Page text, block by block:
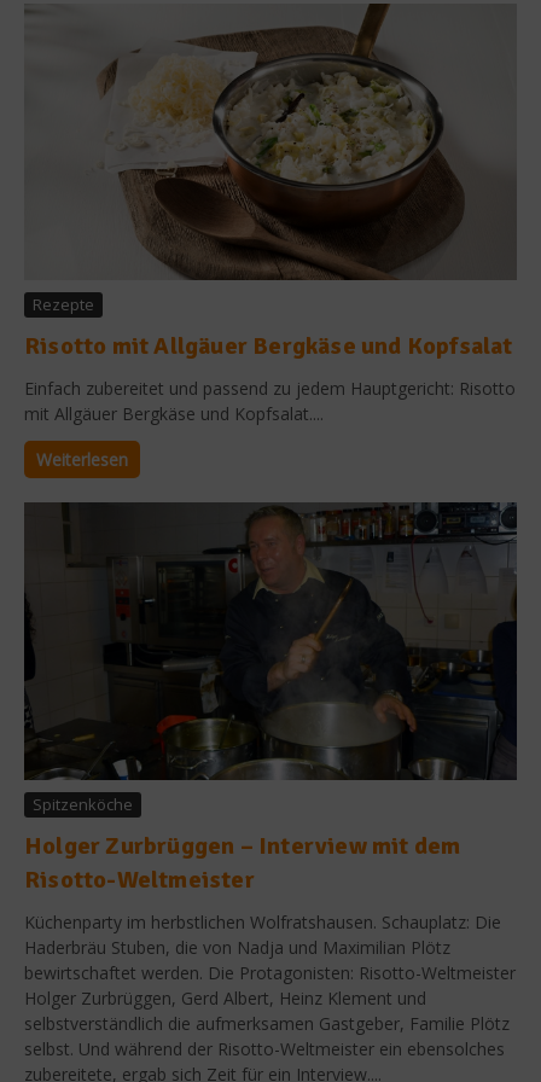
Rezepte
Risotto mit Allgäuer Bergkäse und Kopfsalat
Einfach zubereitet und passend zu jedem Hauptgericht: Risotto
mit Allgäuer Bergkäse und Kopfsalat....
Weiterlesen
Spitzenköche
Holger Zurbrüggen – Interview mit dem
Risotto-Weltmeister
Küchenparty im herbstlichen Wolfratshausen. Schauplatz: Die
Haderbräu Stuben, die von Nadja und Maximilian Plötz
bewirtschaftet werden. Die Protagonisten: Risotto-Weltmeister
Holger Zurbrüggen, Gerd Albert, Heinz Klement und
selbstverständlich die aufmerksamen Gastgeber, Familie Plötz
selbst. Und während der Risotto-Weltmeister ein ebensolches
zubereitete, ergab sich Zeit für ein Interview....